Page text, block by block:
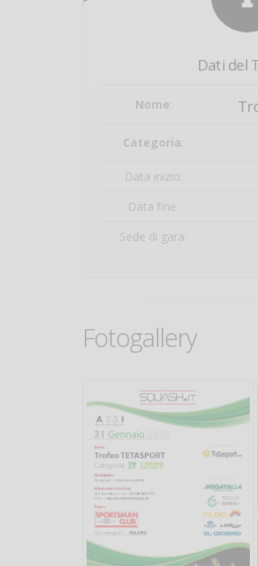
Dati del
Nome:
Categoria:
Data inizio:
Data fine:
Sede di gara:
Fotogallery